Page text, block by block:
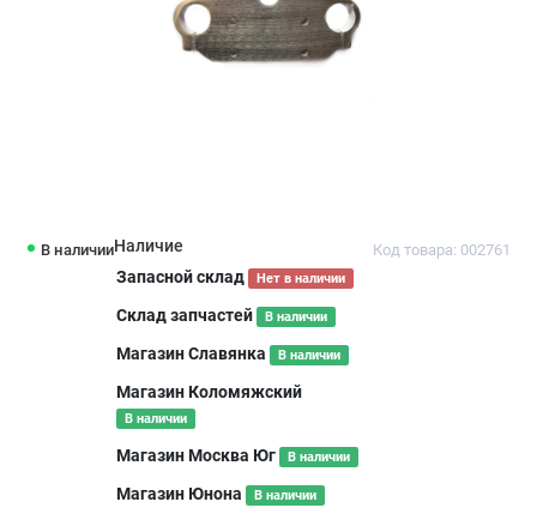
В наличии Код товара: 002761
Наличие
Запасной склад
Нет в наличии
Склад запчастей В наличии
Магазин Славянка В наличии
Магазин Коломяжский
В наличии
Магазин Москва Юг В наличии
Магазин Юнона В наличии